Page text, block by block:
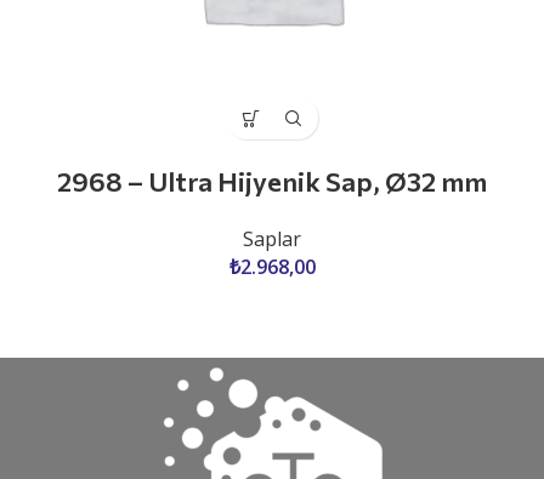
2968 – Ultra Hijyenik Sap, Ø32 mm
Saplar
₺